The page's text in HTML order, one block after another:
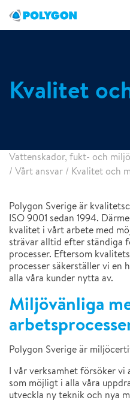
Kvalitet
Vattenskador, fukt- och
/ Vårt ansvar / Kvalitet och
Polygon Sverige är
ISO 9001 sedan 1994.
kvalitet i vårt arbete med
strävar alltid efter ständiga
processer. Eftersom
processer säkerställer vi en
alla våra kunder nytta av.
Miljövänliga
Polygon Sverige är
I vår verksamhet försöker vi
som möjligt i alla våra
utveckla ny teknik och nya